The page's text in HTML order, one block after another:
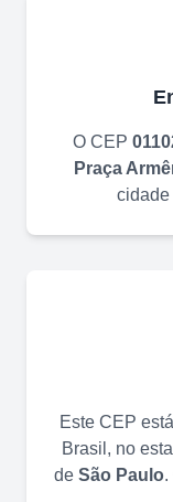
O CEP
Praça
cidade
Este CEP
Brasil, no
de São Paulo.